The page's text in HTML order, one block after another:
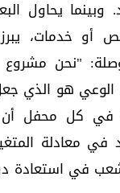
يحاول
خدمات، يبرز
"نحن
هو الذي
في كل محفل أن
في معادلة
في استعادة